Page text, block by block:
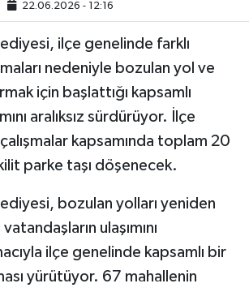
22.06.2026 - 12:16
ilçe genelinde farklı
nedeniyle bozulan yol ve
için başlattığı kapsamlı
aralıksız sürdürüyor. İlçe
kapsamında toplam 20
parke taşı döşenecek.
bozulan yolları yeniden
ulaşımını
ilçe genelinde kapsamlı bir
yürütüyor. 67 mahallenin